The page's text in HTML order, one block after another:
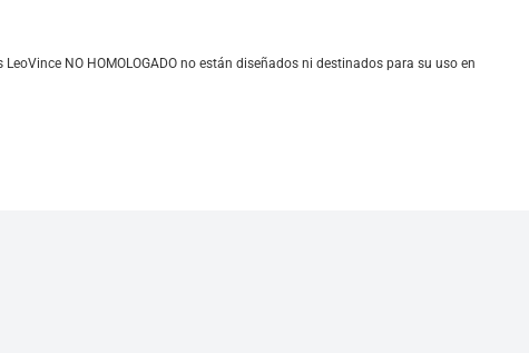
NO HOMOLOGADO no están diseñados ni destinados para su uso en